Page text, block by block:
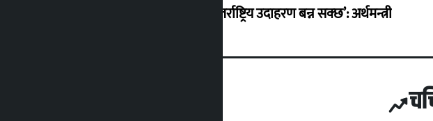
‘करदाता प्रोत्साहन कार्यक्रम सफल भए अन्तर्राष्ट्रिय उदाहरण बन्न सक्छ’: अर्थमन्त्री